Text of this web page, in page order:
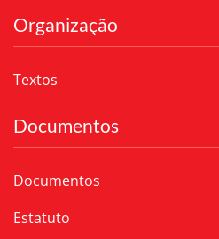
Organização
Textos
Documentos
Documentos
Estatuto